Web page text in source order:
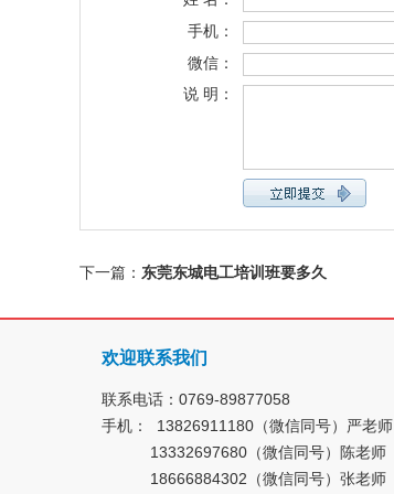
手机：
微信：
说 明：
下一篇： 东莞东城电工培训班要多久
欢迎联系我们
联系电话：0769-89877058
手机： 13826911180（微信同号）严老师
13332697680（微信同号）陈老师
18666884302（微信同号）张老师